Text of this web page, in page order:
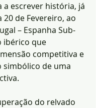
a escrever história, já
de Fevereiro, ao
– Espanha Sub-
ibérico que
competitiva e
simbólico de uma
do relvado